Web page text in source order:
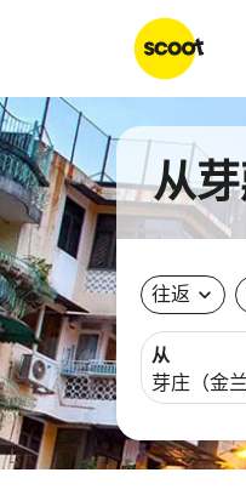
从
往返 expand_more
从